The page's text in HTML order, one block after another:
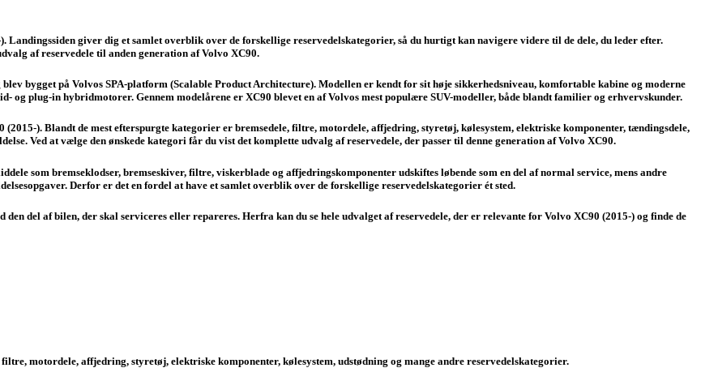
Landingssiden giver dig et samlet overblik over de forskellige reservedelskategorier, så du hurtigt kan navigere videre til de dele, du leder efter.
af reservedele til anden generation af Volvo XC90.
bygget på Volvos SPA-platform (Scalable Product Architecture). Modellen er kendt for sit høje sikkerhedsniveau, komfortable kabine og moderne
plug-in hybridmotorer. Gennem modelårene er XC90 blevet en af Volvos mest populære SUV-modeller, både blandt familier og erhvervskunder.
). Blandt de mest efterspurgte kategorier er bremsedele, filtre, motordele, affjedring, styretøj, kølesystem, elektriske komponenter, tændingsdele,
Ved at vælge den ønskede kategori får du vist det komplette udvalg af reservedele, der passer til denne generation af Volvo XC90.
som bremseklodser, bremseskiver, filtre, viskerblade og affjedringskomponenter udskiftes løbende som en del af normal service, mens andre
Derfor er det en fordel at have et samlet overblik over de forskellige reservedelskategorier ét sted.
del af bilen, der skal serviceres eller repareres. Herfra kan du se hele udvalget af reservedele, der er relevante for Volvo XC90 (2015-) og finde de
motordele, affjedring, styretøj, elektriske komponenter, kølesystem, udstødning og mange andre reservedelskategorier.